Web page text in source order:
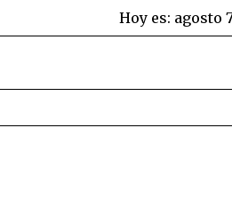
Hoy es: agosto